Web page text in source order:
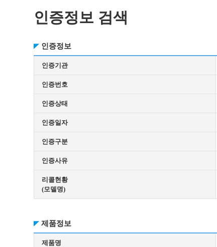
인증정보 검색
인증정보
인증기관
인증번호
인증상태
인증일자
인증구분
인증사유
리콜현황
(모델명)
제품정보
제품명